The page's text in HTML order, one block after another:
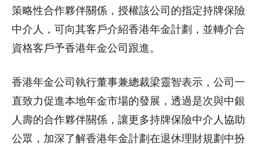
策略性合作夥伴關係，授權該公司的指定持牌保險
中介人，可向其客戶介紹香港年金計劃，並轉介合
資格客戶予香港年金公司跟進。
香港年金公司執行董事兼總裁梁靈智表示，公司一
直致力促進本地年金市場的發展，透過是次與中銀
人壽的合作夥伴關係，讓更多持牌保險中介人協助
公眾，加深了解香港年金計劃在退休理財規劃中扮